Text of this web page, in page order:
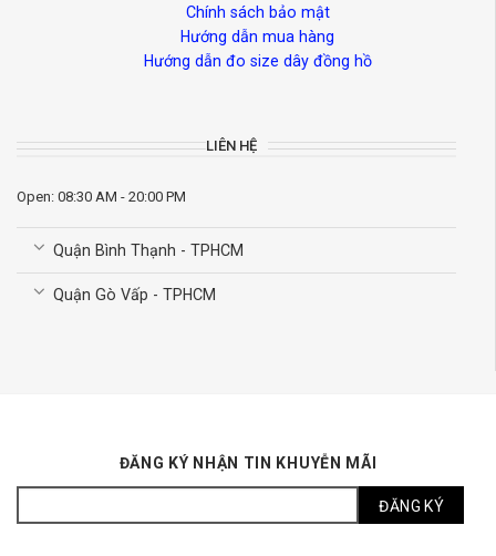
Chính sách bảo mật
Hướng dẫn mua hàng
Hướng dẫn đo size dây đồng hồ
LIÊN HỆ
Open: 08:30 AM - 20:00 PM
Quận Bình Thạnh - TPHCM
Quận Gò Vấp - TPHCM
ĐĂNG KÝ NHẬN TIN KHUYỄN MÃI